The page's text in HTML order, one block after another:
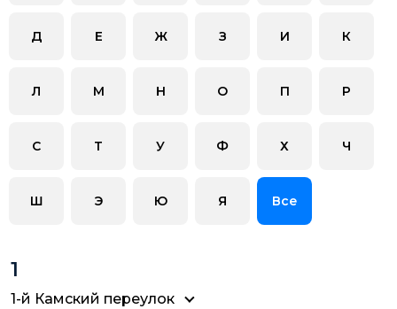
Д Е Ж З И К
Л М Н О П Р
С Т У Ф Х Ч
Ш Э Ю Я Все
1
1-й Камский переулок